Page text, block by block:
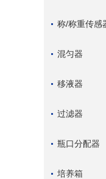
称/称重传感
混匀器
移液器
过滤器
瓶口分配器
培养箱